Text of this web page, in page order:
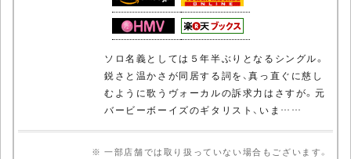
ソロ名義としては５年半ぶりとなるシングル。
鋭さと温かさが同居する詞を、真っ直ぐに慈し
むように歌うヴォーカルの訴求力はさすが。元
バービーボーイズのギタリスト、いま……
※ 一部店舗では取り扱っていない場合もございます。